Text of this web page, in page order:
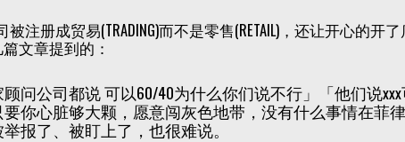
注册成贸易(TRADING)而不是零售(RETAIL)，还让开心的开
文章提到的：
问公司都说 可以60/40为什么你们说不行」「他们说
你心脏够大颗，愿意闯灰色地带，没有什么事情在菲
报了、被盯上了，也很难说。